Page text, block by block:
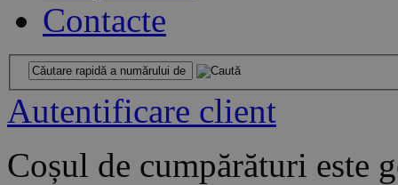
Contacte
Autentificare client
Coșul de cumpărături este